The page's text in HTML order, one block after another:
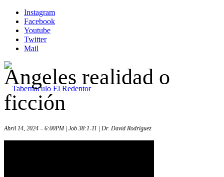
Instagram
Facebook
Youtube
Twitter
Mail
Angeles realidad o
ficción
Abril 14, 2024 – 6:00PM | Job 38:1-11 | Dr. David Rodríguez